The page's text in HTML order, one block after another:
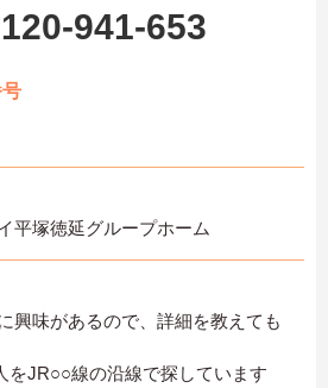
941-653
平塚徳延グループホーム
興味があるので、詳細を教えても
をJR○○線の沿線で探しています